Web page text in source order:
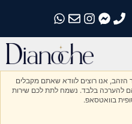
התקשרו אלינו
התקשרו אלינו
התקשרו אלינו
התקשרו אלינו
התקשרו אלינו
הזהב, אנו רוצים לוודא שאתם מקבלים
להערכה בלבד. נשמח לתת לכם שירות
בוואטסאפ.